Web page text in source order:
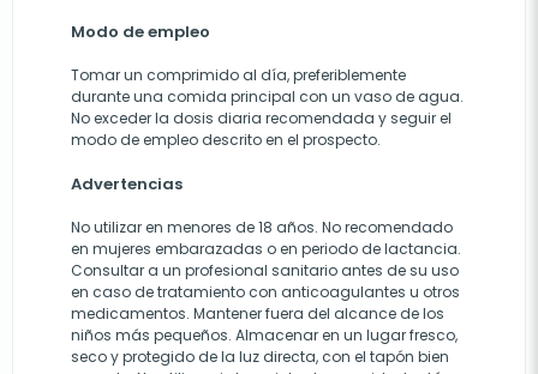
Modo de empleo
Tomar un comprimido al día, preferiblemente
durante una comida principal con un vaso de agua.
No exceder la dosis diaria recomendada y seguir el
modo de empleo descrito en el prospecto.
Advertencias
No utilizar en menores de 18 años. No recomendado
en mujeres embarazadas o en periodo de lactancia.
Consultar a un profesional sanitario antes de su uso
en caso de tratamiento con anticoagulantes u otros
medicamentos. Mantener fuera del alcance de los
niños más pequeños. Almacenar en un lugar fresco,
seco y protegido de la luz directa, con el tapón bien